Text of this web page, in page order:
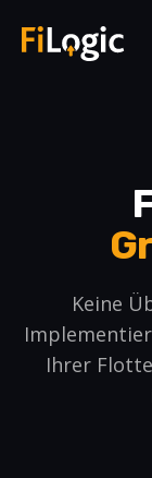
Keine
Ihrer